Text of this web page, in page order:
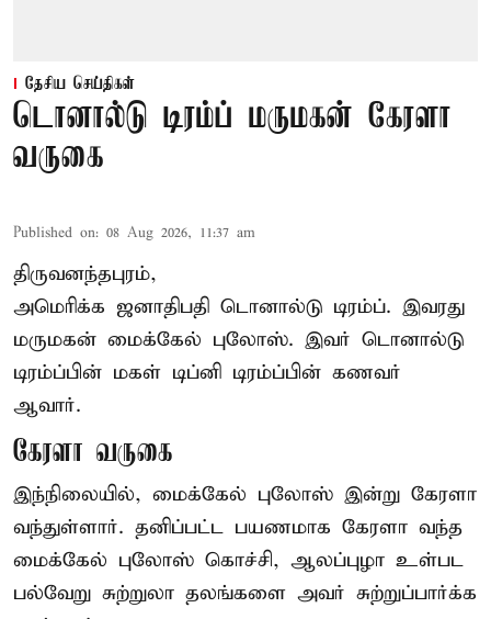
தேசிய செய்திகள்
டொனால்டு டிரம்ப் மருமகன் கேரளா
வருகை
Published on: 08 Aug 2026, 11:37 am
திருவனந்தபுரம்,
அமெரிக்க ஜனாதிபதி டொனால்டு டிரம்ப். இவரது
மருமகன் மைக்கேல் புலோஸ். இவர் டொனால்டு
டிரம்ப்பின் மகள் டிப்னி டிரம்ப்பின் கணவர்
ஆவார்.
கேரளா வருகை
இந்நிலையில், மைக்கேல் புலோஸ் இன்று கேரளா
வந்துள்ளார். தனிப்பட்ட பயணமாக கேரளா வந்த
மைக்கேல் புலோஸ் கொச்சி, ஆலப்புழா உள்பட
பல்வேறு சுற்றுலா தலங்களை அவர் சுற்றுப்பார்க்க